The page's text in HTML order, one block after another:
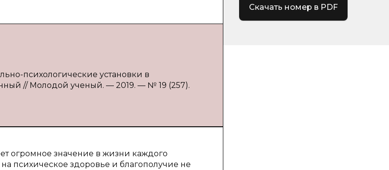
психологические установки в
// Молодой ученый. — 2019. — № 19 (257).
огромное значение в жизни каждого
психическое здоровье и благополучие не
Скачать номер в PDF